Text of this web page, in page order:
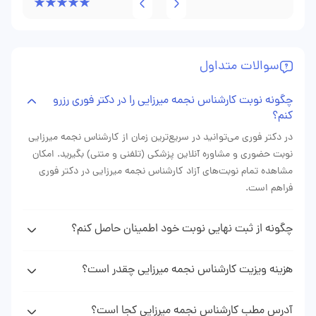
مراجعه کردم که بعد از معاینه و توضیحاتش خیالم راحت شد.
کل تجربه خوبی داشتم و از پیگیری‌هایی که برای وضعیت
بارداری انجام داد راضی بودم.
سوالات متداول
چگونه نوبت کارشناس نجمه میرزایی را در دکتر فوری رزرو
کنم؟
در دکتر فوری می‌توانید در سریع‌ترین زمان از کارشناس نجمه میرزایی
نوبت حضوری و مشاوره آنلاین پزشکی (تلفنی و متنی) بگیرید. امکان
مشاهده تمام نوبت‌های آزاد کارشناس نجمه میرزایی در دکتر فوری
فراهم است.
چگونه از ثبت نهایی نوبت خود اطمینان حاصل کنم؟
پیامکی (sms) حاوی اطلاعات نوبت رزرو شده دریافت خواهید کرد که
نشان دهنده ثبت موفقیت آمیز نوبت شما می باشد.
هزینه ویزیت کارشناس نجمه میرزایی چقدر است؟
می‌گیرید (نوبت حضوری، مشاوره تلفنی، مشاوره متنی) متغیر است. با
آدرس مطب کارشناس نجمه میرزایی کجا است؟